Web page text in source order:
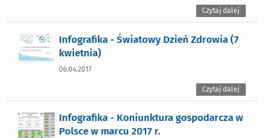
Czytaj dalej
Infografika - Światowy Dzień Zdrowia (7
kwietnia)
06.04.2017
Czytaj dalej
Infografika - Koniunktura gospodarcza w
Polsce w marcu 2017 r.